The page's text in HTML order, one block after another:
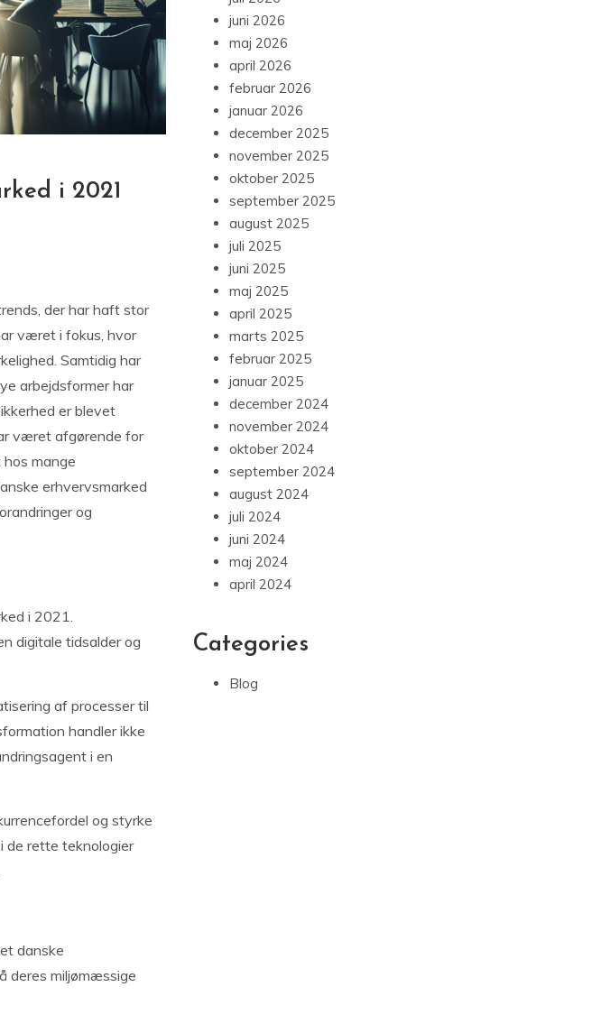
i 2021
der har haft stor
været i fokus, hvor
Samtidig har
arbejdsformer har
er blevet
været afgørende for
mange
erhvervsmarked
og
i 2021.
digitale tidsalder og
af processer til
handler ikke
i en
og styrke
de rette teknologier
danske
deres miljømæssige
juni 2026
maj 2026
april 2026
februar 2026
januar 2026
december 2025
november 2025
oktober 2025
september 2025
august 2025
juli 2025
juni 2025
maj 2025
april 2025
marts 2025
februar 2025
januar 2025
december 2024
november 2024
oktober 2024
september 2024
august 2024
juli 2024
juni 2024
maj 2024
april 2024
Categories
Blog